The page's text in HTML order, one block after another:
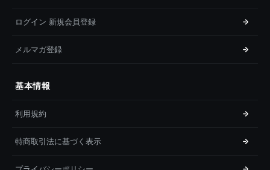
ログイン 新規会員登録
メルマガ登録
基本情報
利用規約
特商取引法に基づく表示